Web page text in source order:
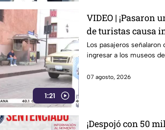
1:21
VIDEO | ¡Pasaron
de turistas causa
Guanajuato Capital
Los pasajeros señalaron
ingresar a los museos
07 agosto, 2026
¡Despojó con 50